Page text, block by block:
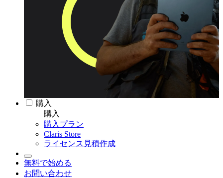
購入
購入
購入プラン
Claris Store
ライセンス見積作成
無料で始める
お問い合わせ